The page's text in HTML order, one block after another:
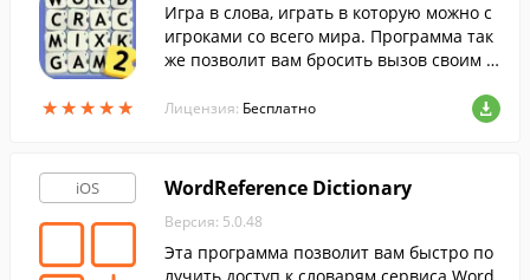
★★★★★
★★★★★
Игра в слова, играть в которую можно с
игроками со всего мира. Программа так
же позволит вам бросить вызов своим д
аниями, а также повысить свой словарн
ый запас, в том числе и в иностранных
Лицензия: Бесплатно
iOS WordReference Dictionary
Версия: 5.0.48
Эта программа позволит вам быстро по